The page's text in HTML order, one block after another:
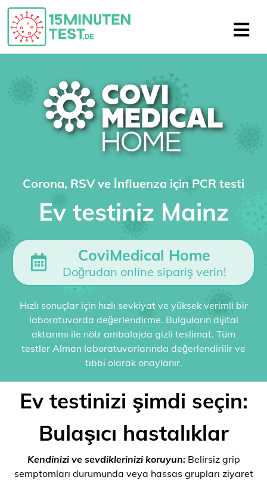
Corona, RSV ve İnfluenza için PCR testi
Ev testiniz Mainz
CoviMedical Home
Doğrudan online sipariş verin!
Hızlı sonuçlar için hızlı sevkiyat ve yüksek verimli bir
laboratuvarda değerlendirme. Bulguların dijital
aktarımı ile nötr ambalajda gizli teslimat. Tüm
testler Alman laboratuvarlarında değerlendirilir ve
tıbbi olarak onaylanır.
Ev testinizi şimdi seçin:
Bulaşıcı hastalıklar
Kendinizi ve sevdiklerinizi koruyun:Belirsiz grip
semptomları durumunda veya hassas grupları ziyaret